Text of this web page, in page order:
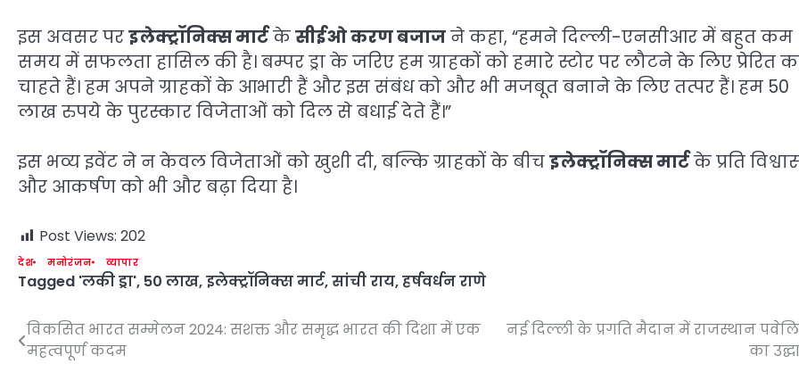
इस अवसर परइलेक्ट्रॉनिक्स मार्टकेसीईओ करण बजाजने कहा, “हमने दिल्ली-एनसीआर में बहुत कम
समय में सफलता हासिल की है। बम्पर ड्रा के जरिए हम ग्राहकों को हमारे स्टोर पर लौटने के लिए प्रेरित
चाहते हैं। हम अपने ग्राहकों के आभारी हैं और इस संबंध को और भी मजबूत बनाने के लिए तत्पर हैं। हम 50
लाख रुपये के पुरस्कार विजेताओं को दिल से बधाई देते हैं।”
इस भव्य इवेंट ने न केवल विजेताओं को खुशी दी, बल्कि ग्राहकों के बीचइलेक्ट्रॉनिक्स मार्टके प्रति
और आकर्षण को भी और बढ़ा दिया है।
Post Views: 202
देश मनोरंजन व्यापार
Tagged 'लकी ड्रा', 50 लाख,इलेक्ट्रॉनिक्स मार्ट,सांची राय,हर्षवर्धन राणे
Post
navigation
विकसित भारत सम्मेलन 2024: सशक्त और समृद्ध भारत की दिशा में एक
महत्वपूर्ण कदम
नई दिल्ली के प्रगति मैदान में राजस्थान
का